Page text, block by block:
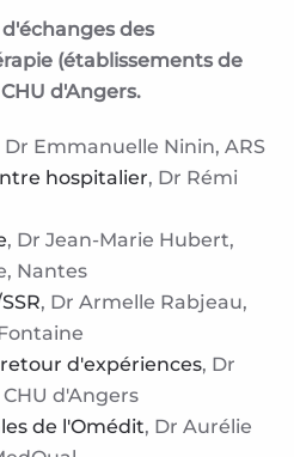
des
(établissements de
d'Angers.
Dr Emmanuelle Ninin, ARS
hospitalier, Dr Rémi
, Dr Jean-Marie Hubert,
Nantes
, Dr Armelle Rabjeau,
d'expériences, Dr
d'Angers
de l'Omédit, Dr Aurélie